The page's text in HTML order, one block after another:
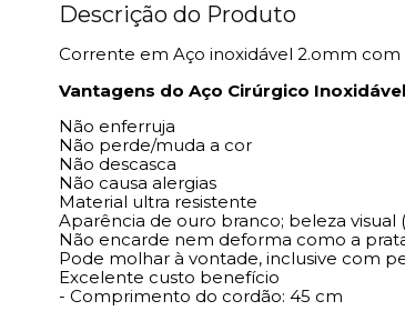
Descrição do Produto
Corrente em Aço inoxidável 2.omm
Vantagens do Aço Cirúrgico
Não enferruja
Não perde/muda a cor
Não descasca
Não causa alergias
Material ultra resistente
Aparência de ouro branco; beleza
Não encarde nem deforma como a
Pode molhar à vontade, inclusive com
Excelente custo benefício
- Comprimento do cordão: 45 cm